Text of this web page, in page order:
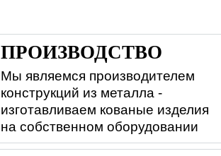
ПРОИЗВОДСТВО
Мы являемся производителем
конструкций из металла -
изготавливаем кованые изделия
на собственном оборудовании